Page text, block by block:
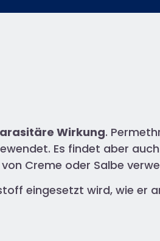
Wirkung.
Es findet aber
Creme oder Salbe
eingesetzt wird, wie er